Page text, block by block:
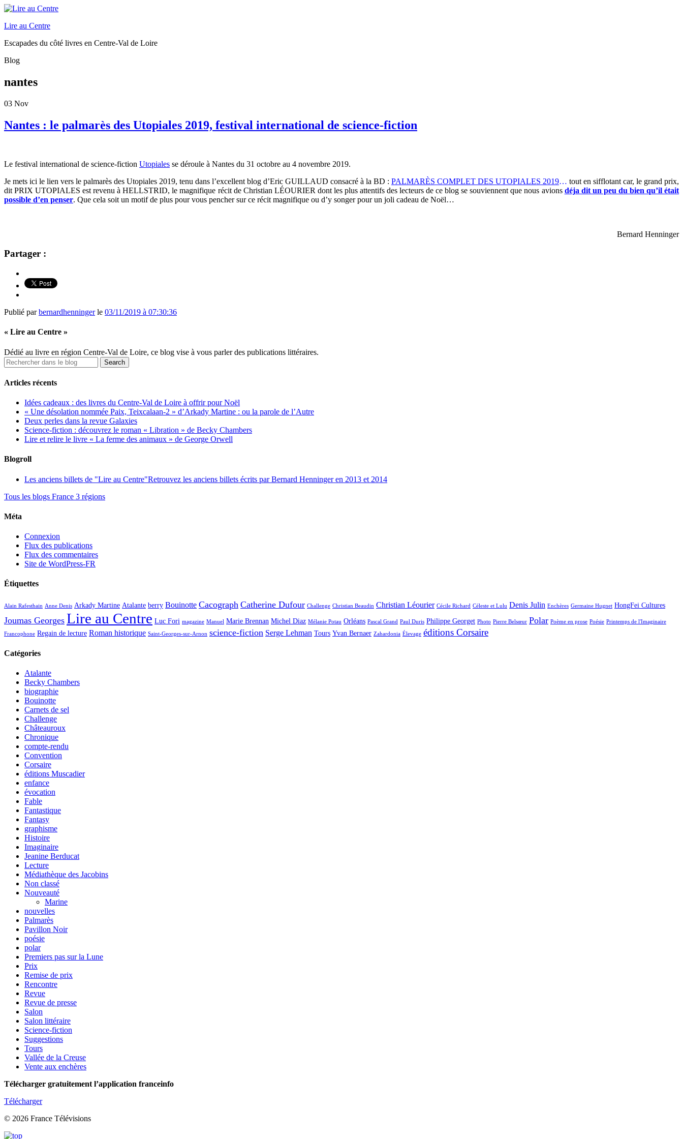
Lire au Centre
Escapades du côté livres en Centre-Val de Loire
Blog
nantes
03 Nov
Nantes : le palmarès des Utopiales 2019, festival international de science-fiction
Le festival international de science-fiction Utopiales se déroule à Nantes du 31 octobre au 4 novembre 2019.
Je mets ici le lien vers le palmarès des Utopiales 2019, tenu dans l’excellent blog d’Eric GUILLAUD consacré à la BD : PALMARÈS COMPLET DES UTOPIALES 2019… tout en sifflotant car, le grand prix,
dit PRIX UTOPIALES est revenu à HELLSTRID, le magnifique récit de Christian LÉOURIER dont les plus attentifs des lecteurs de ce blog se souviennent que nous avions déja dit un peu du bien qu’il était
possible d’en penser. Que cela soit un motif de plus pour vous pencher sur ce récit magnifique ou d’y songer pour un joli cadeau de Noël…
Bernard Henninger
Partager :
Publié parbernardhenningerle 03/11/2019 à 07:30:36
« Lire au Centre »
Dédié au livre en région Centre-Val de Loire, ce blog vise à vous parler des publications littéraires.
Articles récents
Idées cadeaux : des livres du Centre-Val de Loire à offrir pour Noël
« Une désolation nommée Paix, Teixcalaan-2 » d’Arkady Martine : ou la parole de l’Autre
Deux perles dans la revue Galaxies
Science-fiction : découvrez le roman « Libration » de Becky Chambers
Lire et relire le livre « La ferme des animaux » de George Orwell
Blogroll
Les anciens billets de "Lire au Centre"Retrouvez les anciens billets écrits par Bernard Henninger en 2013 et 2014
Tous les blogs France 3 régions
Méta
Connexion
Flux des publications
Flux des commentaires
Site de WordPress-FR
Étiquettes
Alain Rafesthain Anne Denis Arkady Martine Atalante berry Bouinotte Cacograph Catherine Dufour Challenge Christian Beaudin Christian Léourier Cécile Richard Céleste et Lulu Denis Julin Enchères Germaine Hugnet HongFei Cultures
Joumas Georges Lire au Centre Luc Fori magazine Manuel Marie Brennan Michel Diaz Mélanie Potau Orléans Pascal Grand Paul Duris Philippe Georget Photo Pierre Belsœur Polar Poème en prose Poésie Printemps de l'Imaginaire
Francophone Regain de lecture Roman historique Saint-Georges-sur-Arnon science-fiction Serge Lehman Tours Yvan Bernaer Zahardonia Élevage éditions Corsaire
Catégories
Atalante
Becky Chambers
biographie
Bouinotte
Carnets de sel
Challenge
Châteauroux
Chronique
compte-rendu
Convention
Corsaire
éditions Muscadier
enfance
évocation
Fable
Fantastique
Fantasy
graphisme
Histoire
Imaginaire
Jeanine Berducat
Lecture
Médiathèque des Jacobins
Non classé
Nouveauté
Marine
nouvelles
Palmarès
Pavillon Noir
poésie
polar
Premiers pas sur la Lune
Prix
Remise de prix
Rencontre
Revue
Revue de presse
Salon
Salon littéraire
Science-fiction
Suggestions
Tours
Vallée de la Creuse
Vente aux enchères
Télécharger gratuitement l’application franceinfo
Télécharger
© 2026 France Télévisions